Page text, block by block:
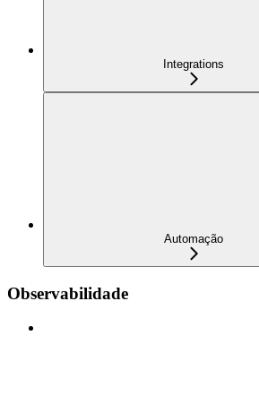
Integrations
Automação
Observabilidade